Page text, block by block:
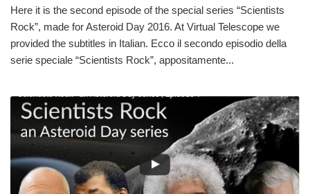
Here it is the second episode of the special series “Scientists
Rock”, made for Asteroid Day 2016. At Virtual Telescope we
provided the subtitles in Italian. Ecco il secondo episodio della
serie speciale “Scientists Rock”, appositamente...